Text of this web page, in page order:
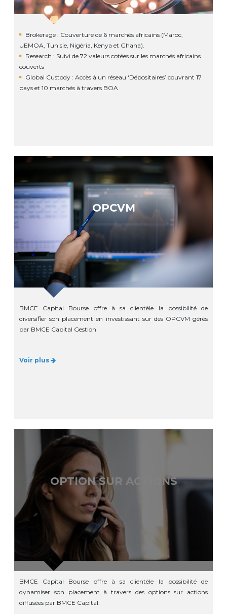
Brokerage : Couverture de 6 marchés africains (Maroc,
UEMOA, Tunisie, Nigéria, Kenya et Ghana).
Research : Suivi de 72 valeurs cotées sur les marchés africains
couverts
Global Custody : Accès à un réseau ‘Dépositaires’ couvrant 17
pays et 10 marchés à travers BOA
OPCVM
BMCE Capital Bourse offre à sa clientèle la possibilité de
diversifier son placement en investissant sur des OPCVM gérés
par BMCE Capital Gestion
Voir plus
OPTION SUR ACTIONS
BMCE Capital Bourse offre à sa clientèle la possibilité de
dynamiser son placement à travers des options sur actions
diffusées par BMCE Capital.